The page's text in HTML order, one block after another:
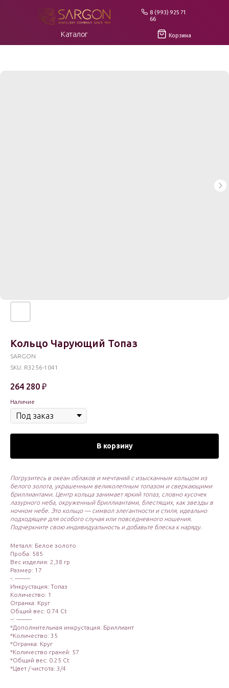
8 (993) 925 71
66
Корзина
Каталог
Кольцо Чарующий Топаз
SARGON
SKU: R3256-1041
264 280 ₽
Наличие
В корзину
Погрузитесь в океан облаков и мечтаний с изысканным кольцом из
белого золота, украшенным великолепным топазом и сверкающими
бриллиантами. Центр кольца занимает яркий топаз, словно кусочек
лазурного неба, окруженный бриллиантами, блестящих, как звезды в
ночном небе. Это кольцо — символ элегантности и стиля, идеально
подходящее для особого случая или повседневного ношения.
Подчеркните свою индивидуальность и добавьте блеска к наряду.
Металл: Белое золото
Проба: 585
Вес изделия: 2,38 гр
Размер: 17
-: ----------
Инкрустация: Топаз
Количество: 1
Огранка: Круг
Общий вес: 0.74 Ct
--: ----------
*Дополнительная инкрустация: Бриллиант
*Количество: 35
*Огранка: Круг
*Количество граней: 57
*Общий вес: 0.25 Ct
*Цвет / чистота: 3/4